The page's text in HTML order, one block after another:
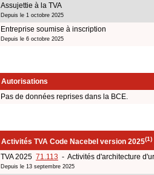
Assujettie à la TVA
Depuis le 1 octobre 2025
Entreprise soumise à inscription
Depuis le 6 octobre 2025
Autorisations
Pas de données reprises dans la BCE.
Activités TVA Code Nacebel version 2025(1)
TVA 2025 71.113 - Activités d'architecture
Depuis le 13 septembre 2025